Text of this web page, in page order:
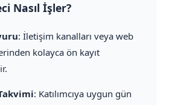
Nasıl İşler?
: İletişim kanalları veya web
kolayca ön kayıt
: Katılımcıya uygun gün